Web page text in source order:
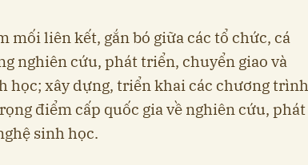
mối liên kết, gắn bó giữa các tổ chức, cá
nghiên cứu, phát triển, chuyển giao và
học; xây dựng, triển khai các chương trình
điểm cấp quốc gia về nghiên cứu, phát
sinh học.